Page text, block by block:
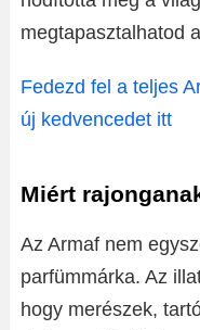
megtapasztalhatod
Fedezd fel a teljes
új kedvencedet itt
Miért
Az Armaf nem
parfümmárka. Az
hogy merészek,